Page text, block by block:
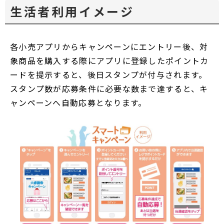
生活者利用イメージ
各小売アプリからキャンペーンにエントリー後、対
象商品を購入する際にアプリに登録したポイントカ
ードを提示すると、後日スタンプが付与されます。
スタンプ数が応募条件に必要な数まで達すると、キ
ャンペーンへ自動応募となります。